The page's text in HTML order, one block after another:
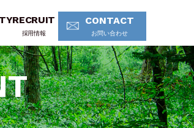
RECRUIT
採用情報
CONTACT
お問い合わせ